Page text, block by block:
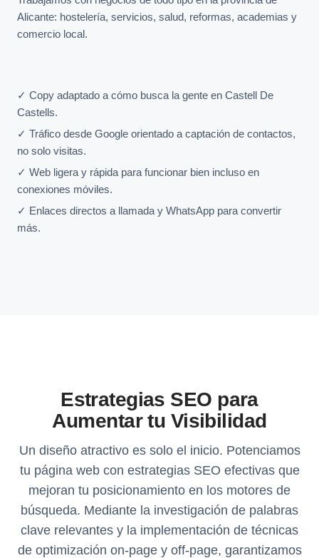
Alicante: hostelería, servicios, salud, reformas, academias y
comercio local.
✓ Copy adaptado a cómo busca la gente en Castell De
Castells.
✓ Tráfico desde Google orientado a captación de contactos,
no solo visitas.
✓ Web ligera y rápida para funcionar bien incluso en
conexiones móviles.
✓ Enlaces directos a llamada y WhatsApp para convertir
más.
Estrategias SEO para
Aumentar tu Visibilidad
Un diseño atractivo es solo el inicio. Potenciamos
tu página web con estrategias SEO efectivas que
mejoran tu posicionamiento en los motores de
búsqueda. Mediante la investigación de palabras
clave relevantes y la implementación de técnicas
de optimización on-page y off-page, garantizamos